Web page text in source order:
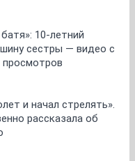
10-летний
сестры — видео с
и начал стрелять».
рассказала об